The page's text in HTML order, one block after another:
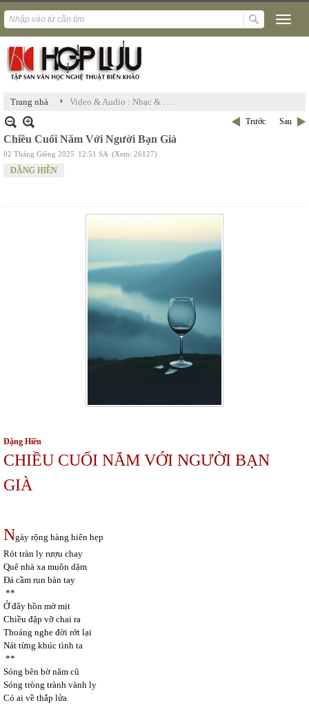
Trang nhà › Video & Audio : Nhạc & . . .
Trước Sau
Chiều Cuối Năm Với Người Bạn Già
02 Tháng Giêng 2025 12:51 SA (Xem: 26127)
ĐẶNG HIỀN
Đặng Hiền
CHIỀU CUỐI NĂM VỚI NGƯỜI BẠN
GIÀ
Ngày rộng hàng hiên hẹp
Rót tràn ly rượu chay
Quê nhà xa muôn dặm
Đá cầm run bàn tay
**
Ở đây hồn mờ mịt
Chiều đập vỡ chai ra
Thoáng nghe đời rớt lại
Nát từng khúc tình ta
**
Sóng bên bờ năm cũ
Sóng tròng trành vành ly
Có ai về thắp lửa